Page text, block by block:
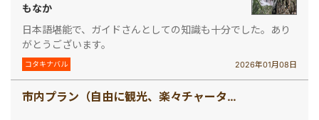
もなか
日本語堪能で、ガイドさんとしての知識も十分でした。あり
がとうございます。
コタキナバル 2026年01月08日
市内プラン（自由に観光、楽々チャータープラン！）